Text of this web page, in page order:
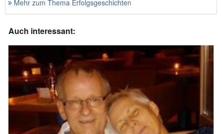
Mehr zum Thema Erfolgsgeschichten
Auch interessant: